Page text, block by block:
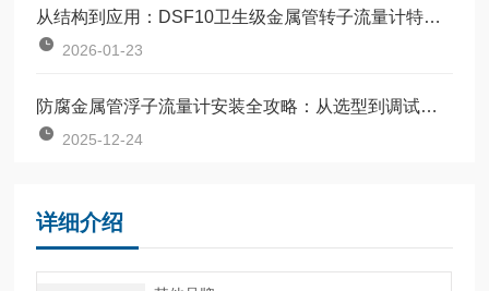
从结构到应用：DSF10卫生级金属管转子流量计特点全解析
2026-01-23
防腐金属管浮子流量计安装全攻略：从选型到调试的完整指南
2025-12-24
详细介绍